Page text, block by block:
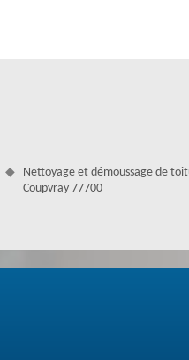
efficacement et
disposent des outillages de
bénéficieriez d’un diagnostic et
l’intention de réaliser des travaux
Nettoyage et démoussage de
Coupvray 77700